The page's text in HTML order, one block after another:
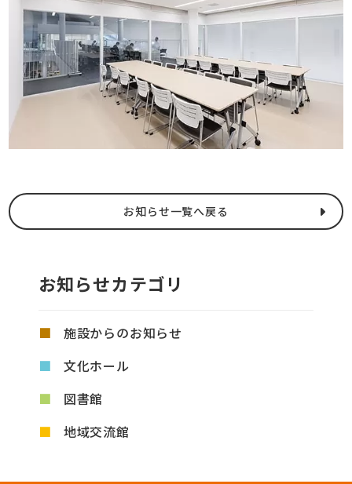
お知らせ一覧へ戻る
お知らせカテゴリ
施設からのお知らせ
文化ホール
図書館
地域交流館